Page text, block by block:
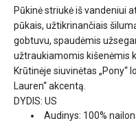
Pūkinė striukė iš vandeniui
pūkais, užtikrinančiais
gobtuvu, spaudėmis
užtraukiamomis kišenėmis
Krūtinėje siuvinėtas „Pony“
Lauren“ akcentą.
DYDIS: US
Audinys: 100%